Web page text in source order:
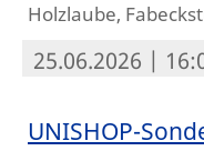
Holzlaube,
25.06.2026 |
UNISHOP-